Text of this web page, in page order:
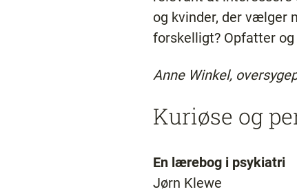
og kvinder, der vælger
forskelligt? Opfatter
Anne Winkel,
Kuriøse og
En lærebog i psykiatri
Jørn Klewe